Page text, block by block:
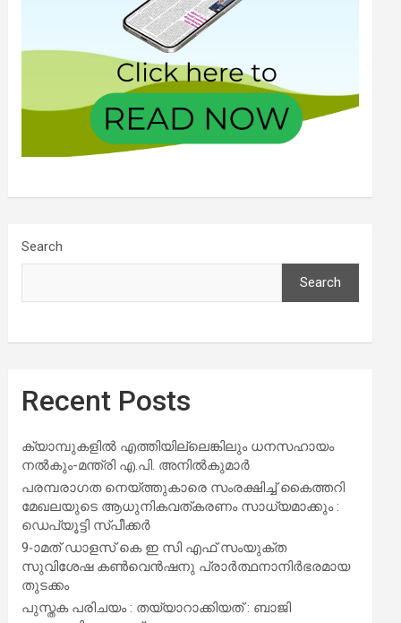
Search
Search
Recent Posts
ക്യാമ്പുകളിൽ എത്തിയില്ലെങ്കിലും ധനസഹായം
നൽകും-മന്ത്രി എ.പി. അനിൽകുമാർ
പരമ്പരാഗത നെയ്ത്തുകാരെ സംരക്ഷിച്ച് കൈത്തറി
മേഖലയുടെ ആധുനികവത്കരണം സാധ്യമാക്കും :
ഡെപ്യൂട്ടി സ്പീക്കർ
9-ാമത് ഡാളസ് കെ ഇ സി എഫ് സംയുക്ത
സുവിശേഷ കൺവെൻഷനു പ്രാർത്ഥനാനിർഭരമായ
തുടക്കം
പുസ്തക പരിചയം : തയ്യാറാക്കിയത് : ബാജി